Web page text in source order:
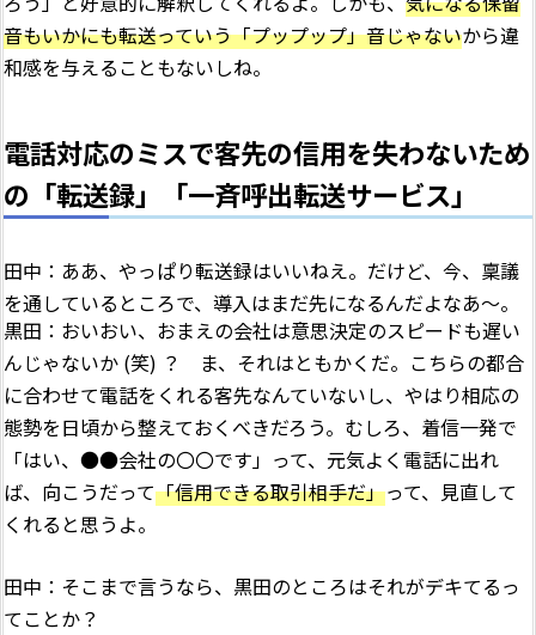
音もいかにも転送っていう「プップップ」音じゃないから違
和感を与えることもないしね。
電話対応のミスで客先の信用を失わないため
の「転送録」「一斉呼出転送サービス」
田中：ああ、やっぱり転送録はいいねえ。だけど、今、稟議
を通しているところで、導入はまだ先になるんだよなあ～。
黒田：おいおい、おまえの会社は意思決定のスピードも遅い
んじゃないか (笑) ？ ま、それはともかくだ。こちらの都合
に合わせて電話をくれる客先なんていないし、やはり相応の
態勢を日頃から整えておくべきだろう。むしろ、着信一発で
「はい、●●会社の〇〇です」って、元気よく電話に出れ
ば、向こうだって「信用できる取引相手だ」って、見直して
くれると思うよ。
田中：そこまで言うなら、黒田のところはそれがデキてるっ
てことか？